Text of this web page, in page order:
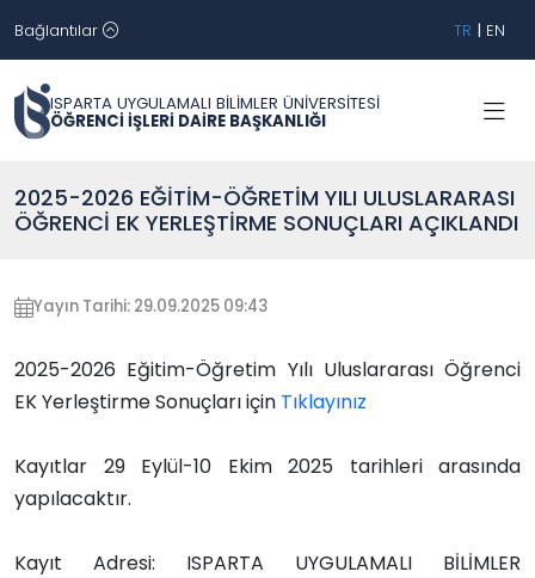
Bağlantılar TR | EN
ISPARTA UYGULAMALI BİLİMLER ÜNİVERSİTESİ
ÖĞRENCİ İŞLERİ DAİRE BAŞKANLIĞI
2025-2026 EĞİTİM-ÖĞRETİM YILI ULUSLARARASI
ÖĞRENCİ EK YERLEŞTİRME SONUÇLARI AÇIKLANDI
Yayın Tarihi: 29.09.2025 09:43
2025-2026 Eğitim-Öğretim Yılı Uluslararası Öğrenci
EK Yerleştirme Sonuçları için Tıklayınız
Kayıtlar 29 Eylül-10 Ekim 2025 tarihleri arasında
yapılacaktır.
Kayıt Adresi: ISPARTA UYGULAMALI BİLİMLER